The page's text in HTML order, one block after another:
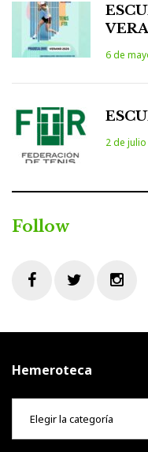
6 de
2 de
Follow
Hemeroteca
Hemeroteca